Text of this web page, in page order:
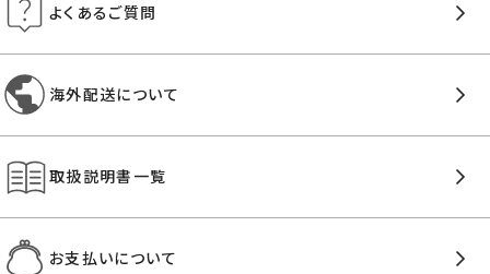
よくあるご質問
海外配送について
取扱説明書一覧
お支払いについて